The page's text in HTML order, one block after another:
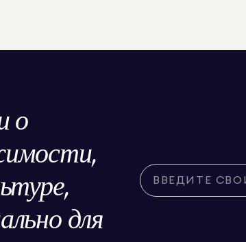
о
для